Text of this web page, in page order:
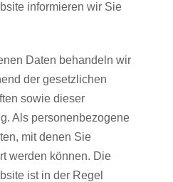
informieren wir Sie
Daten behandeln wir
der gesetzlichen
sowie dieser
Als personenbezogene
mit denen Sie
werden können. Die
ist in der Regel